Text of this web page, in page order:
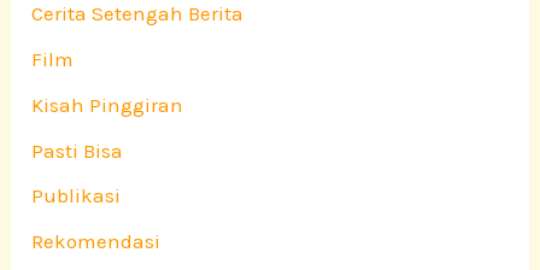
Cerita Setengah Berita
Film
Kisah Pinggiran
Pasti Bisa
Publikasi
Rekomendasi